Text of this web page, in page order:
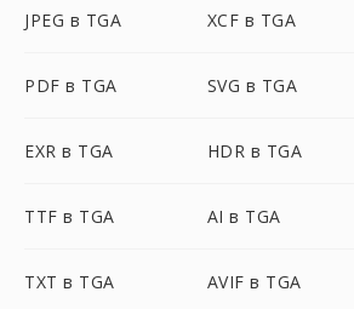
JPEG в TGA XCF в TGA
PDF в TGA SVG в TGA
EXR в TGA HDR в TGA
TTF в TGA AI в TGA
TXT в TGA AVIF в TGA